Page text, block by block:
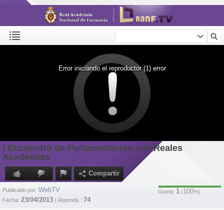
Error iniciando el reproductor (1) error
I Encuentro de Parlamentarios con Reales
Academias
Compartir
Gusta: 1 (100%)
Publicado por: WebTV
Fecha: 23/04/2013 | Reprods.: 74